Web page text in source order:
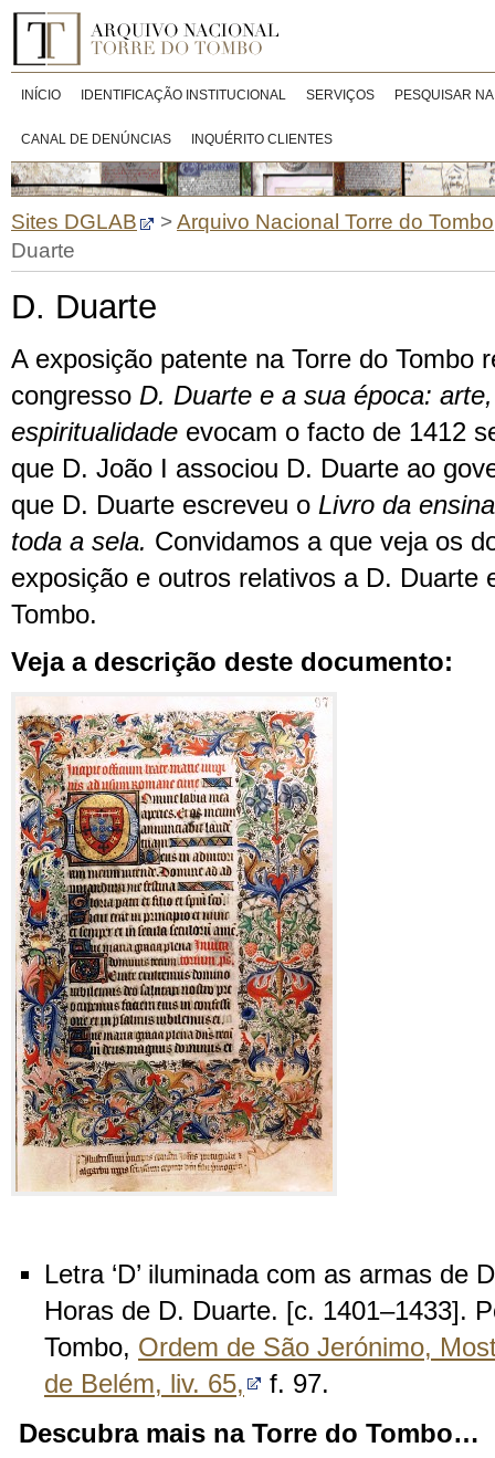
INÍCIO IDENTIFICAÇÃO INSTITUCIONAL SERVIÇOS PESQUISAR
CANAL DE DENÚNCIAS INQUÉRITO CLIENTES
Sites DGLAB >Arquivo Nacional Torre do Tombo
Duarte
D. Duarte
A exposição patente na Torre do Tombo
congresso D. Duarte e a sua época:
espiritualidade evocam o facto de 1412
que D. João I associou D. Duarte ao
que D. Duarte escreveu o Livro da
toda a sela. Convidamos a que veja os
exposição e outros relativos a D. Duarte
Tombo.
Veja a descrição deste documento:
Letra ‘D’ iluminada com as armas de
Horas de D. Duarte. [c. 1401–1433].
Tombo, Ordem de São Jerónimo,
de Belém, liv. 65,
f. 97.
Descubra mais na Torre do Tombo…